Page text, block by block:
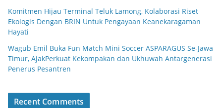
Komitmen Hijau Terminal Teluk Lamong, Kolaborasi Riset
Ekologis Dengan BRIN Untuk Pengayaan Keanekaragaman
Hayati
Wagub Emil Buka Fun Match Mini Soccer ASPARAGUS Se-Jawa
Timur, AjakPerkuat Kekompakan dan Ukhuwah Antargenerasi
Penerus Pesantren
Recent Comments